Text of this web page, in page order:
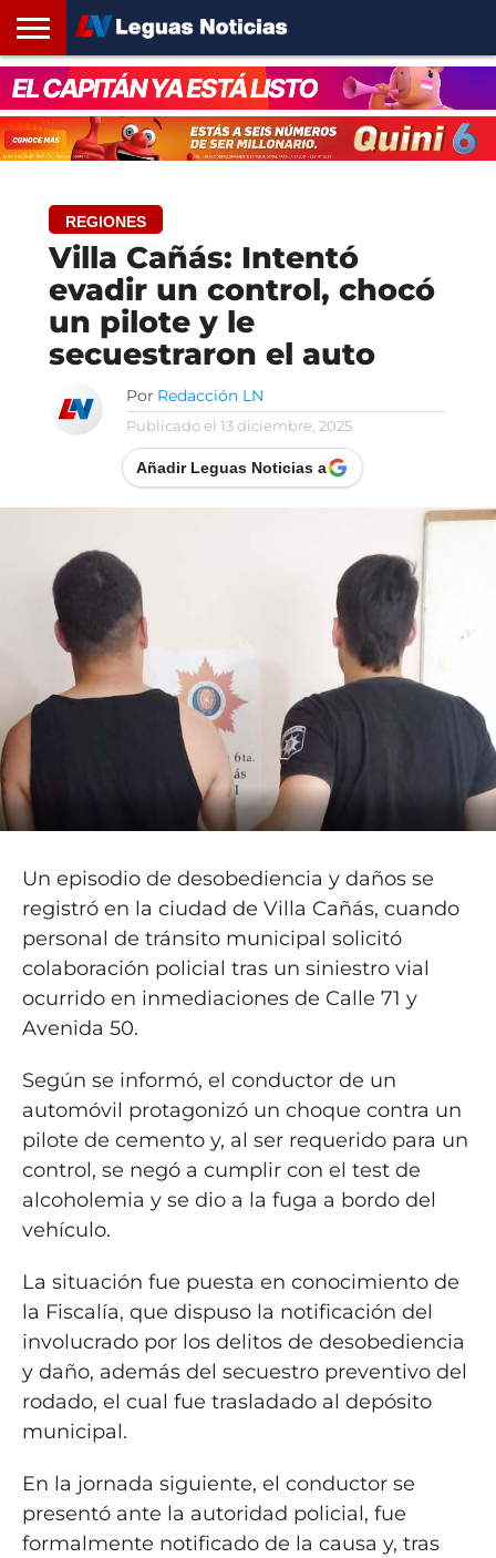
INICIO
SANTA
FE
ROSARIO24
REGIONES
ARGENTINA
OPINIÓN
CONTACTO
REGIONES
Villa Cañás: Intentó
evadir un control, chocó
un pilote y le
secuestraron el auto
Por Redacción LN
Publicado el 13 diciembre, 2025
Añadir Leguas Noticias a
Un episodio de desobediencia y daños se
registró en la ciudad de Villa Cañás, cuando
personal de tránsito municipal solicitó
colaboración policial tras un siniestro vial
ocurrido en inmediaciones de Calle 71 y
Avenida 50.
Según se informó, el conductor de un
automóvil protagonizó un choque contra un
pilote de cemento y, al ser requerido para un
control, se negó a cumplir con el test de
alcoholemia y se dio a la fuga a bordo del
vehículo.
La situación fue puesta en conocimiento de
la Fiscalía, que dispuso la notificación del
involucrado por los delitos de desobediencia
y daño, además del secuestro preventivo del
rodado, el cual fue trasladado al depósito
municipal.
En la jornada siguiente, el conductor se
presentó ante la autoridad policial, fue
formalmente notificado de la causa y, tras